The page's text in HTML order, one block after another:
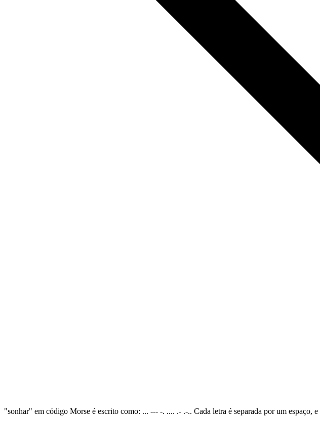
"sonhar" em código Morse é escrito como: ... --- -. .... .- .-.. Cada letra é separada por um espaço,